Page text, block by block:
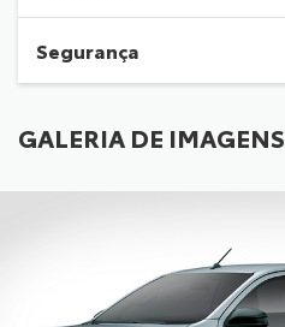
Segurança
GALERIA DE IMAGENS